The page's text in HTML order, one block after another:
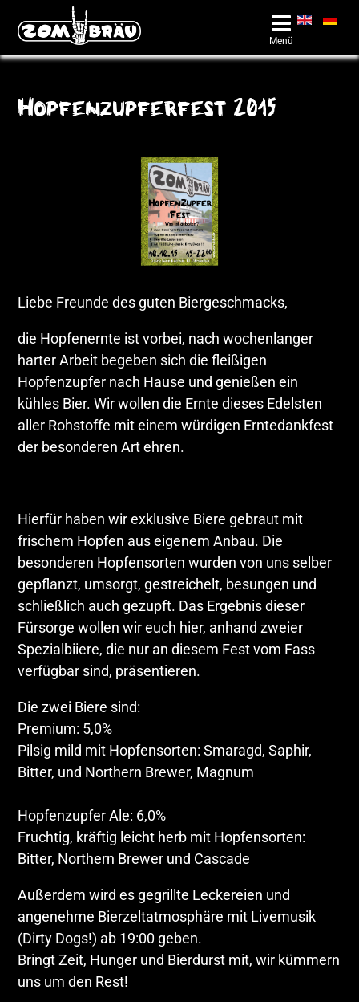
Menü
Hopfenzupferfest 2015
Liebe Freunde des guten Biergeschmacks,
die Hopfenernte ist vorbei, nach wochenlanger
harter Arbeit begeben sich die fleißigen
Hopfenzupfer nach Hause und genießen ein
kühles Bier. Wir wollen die Ernte dieses Edelsten
aller Rohstoffe mit einem würdigen Erntedankfest
der besonderen Art ehren.
Hierfür haben wir exklusive Biere gebraut mit
frischem Hopfen aus eigenem Anbau. Die
besonderen Hopfensorten wurden von uns selber
gepflanzt, umsorgt, gestreichelt, besungen und
schließlich auch gezupft. Das Ergebnis dieser
Fürsorge wollen wir euch hier, anhand zweier
Spezialbiiere, die nur an diesem Fest vom Fass
verfügbar sind, präsentieren.
Die zwei Biere sind:
Premium: 5,0%
Pilsig mild mit Hopfensorten: Smaragd, Saphir,
Bitter, und Northern Brewer, Magnum
Hopfenzupfer Ale: 6,0%
Fruchtig, kräftig leicht herb mit Hopfensorten:
Bitter, Northern Brewer und Cascade
Außerdem wird es gegrillte Leckereien und
angenehme Bierzeltatmosphäre mit Livemusik
(Dirty Dogs!) ab 19:00 geben.
Bringt Zeit, Hunger und Bierdurst mit, wir kümmern
uns um den Rest!